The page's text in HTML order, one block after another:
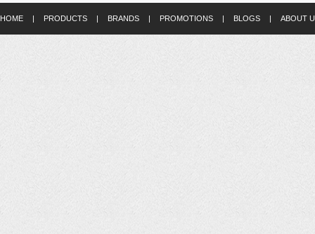
HOME | PRODUCTS | BRANDS | PROMOTIONS | BLOGS | ABOUT